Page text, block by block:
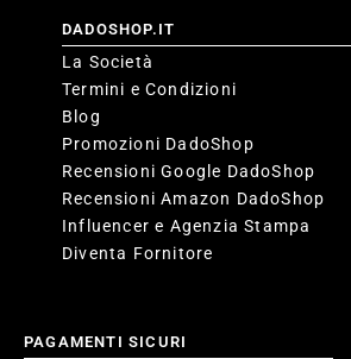
DADOSHOP.IT
La Società
Termini e Condizioni
Blog
Promozioni DadoShop
Recensioni Google DadoShop
Recensioni Amazon DadoShop
Influencer e Agenzia Stampa
Diventa Fornitore
PAGAMENTI SICURI